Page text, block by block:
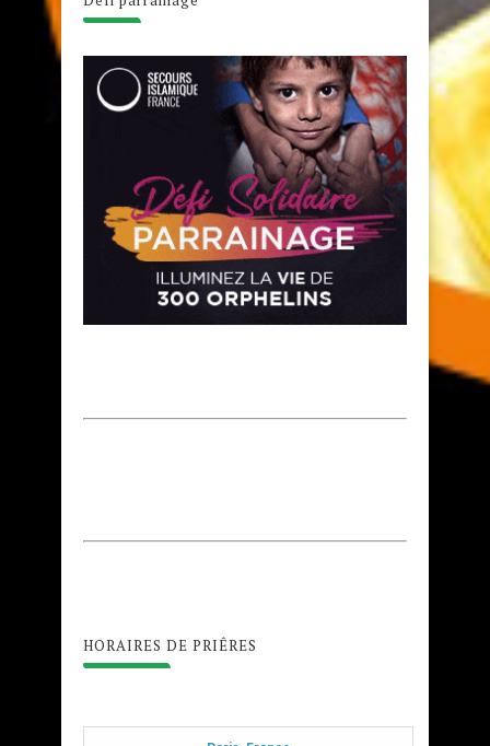
HORAIRES DE PRIÊRES